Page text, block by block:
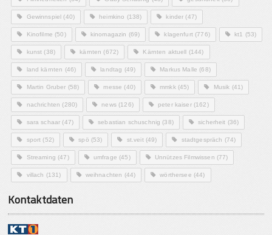
Gewinnspiel (40) heimkino (138) kinder (47)
Kinofilme (50) kinomagazin (69) klagenfurt(776) kt1 (53)
kunst (38) kärnten (672) Kärnten aktuell (144)
land kärnten (46) landtag (49) Markus Malle (68)
Martin Gruber (58) messe (40) mmkk(45) Musik (41)
nachrichten (280) news(126) peter kaiser(162)
sara schaar (47) sebastian schuschnig (38) sicherheit (36)
sport (52) spö (53) st.veit(49) stadtgespräch (74)
Streaming (47) umfrage (45) Unnützes Filmwissen (77)
villach (131) weihnachten (44) wörthersee (44)
Kontaktdaten